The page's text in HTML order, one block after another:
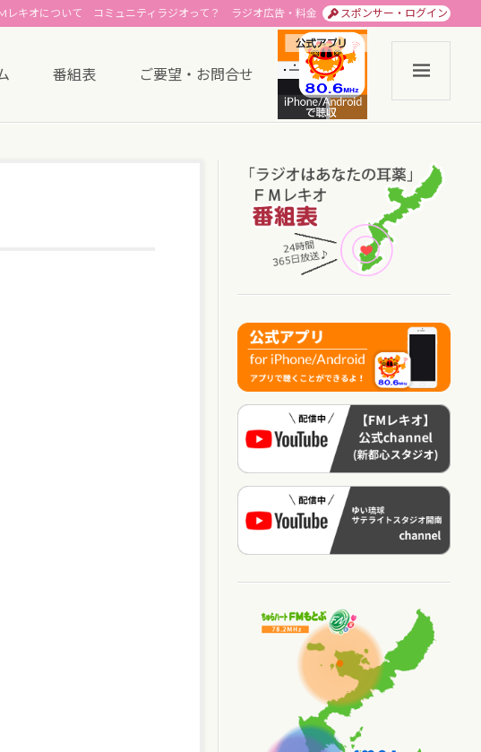
スポンサー・ログイン
ラジオ広告・料金
コミュニティラジオって？
レキオについて
番組表 ご要望・お問合せ